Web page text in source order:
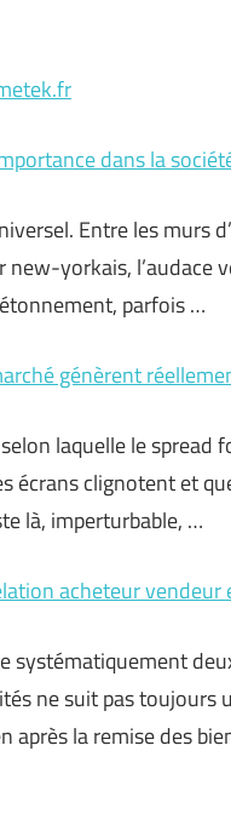
dans la
Entre les murs
new-yorkais, l’audace
parfois …
génèrent
laquelle le
écrans clignotent et
là, imperturbable, …
acheteur vendeur
systématiquement
ne suit pas toujours
après la remise des